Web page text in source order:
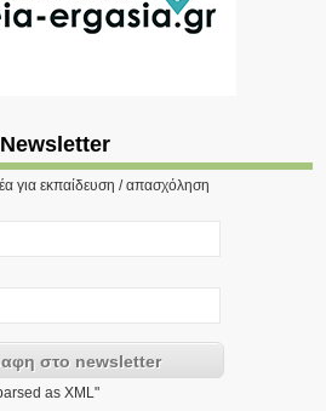
Newsletter
για εκπαίδευση / απασχόληση
as XML"